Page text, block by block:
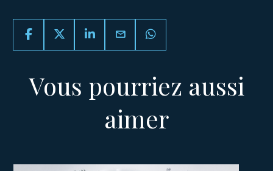
email
Vous pourriez aussi
aimer